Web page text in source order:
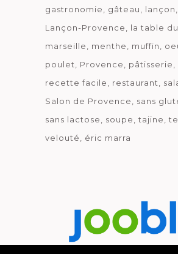
gastronomie
gâteau
lançon
Lançon-Provence
la table
marseille
menthe muffin
poulet
Provence pâtisserie
recette facile
restaurant
Salon de Provence
sans
sans lactose
soupe tajine
velouté
éric marra